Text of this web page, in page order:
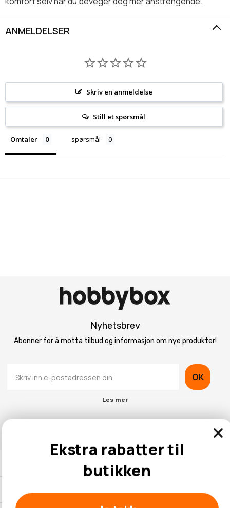
ANMELDELSER
Skriv en anmeldelse
Still et spørsmål
Omtaler spørsmål
Nyhetsbrev
Abonner for å motta tilbud og informasjon om nye produkter!
OK
Les mer
Kontaktinformasjon
Ekstra rabatter til
butikken